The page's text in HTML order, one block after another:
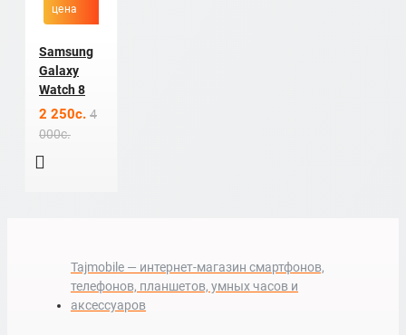
цена
Samsung
Galaxy
Watch 8
2 250c. 4
000c.
Tajmobile — интернет-магазин смартфонов,
телефонов, планшетов, умных часов и
аксессуаров